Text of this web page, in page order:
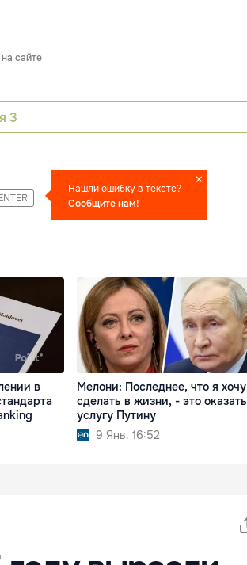
сайте
3
Нашли ошибку в тексте?
Сообщите нам!
в
Мелони: Последнее, что я хочу
сделать в жизни, - это оказать
услугу Путину
9 Янв. 16:52